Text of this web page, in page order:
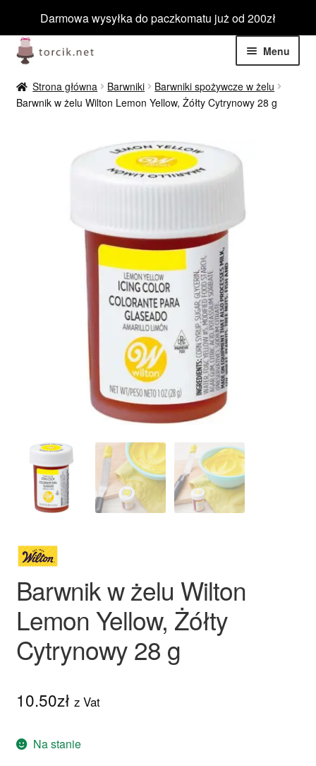
Darmowa wysyłka do paczkomatu już od 200zł
Przejdź
do
nawigacji
Przejdź
do
treści
Menu
Jadalne
Rozwiń
menu
Barwniki spożywcze
Ozdoby na tort weselny
Strona główna Barwniki
Barwniki spożywcze w żelu
Barwnik w żelu Wilton Lemon Yellow, Żółty Cytrynowy 28 g
Barwnik w żelu Wilton
Lemon Yellow, Żółty
Cytrynowy 28 g
10.50zł z Vat
Na stanie